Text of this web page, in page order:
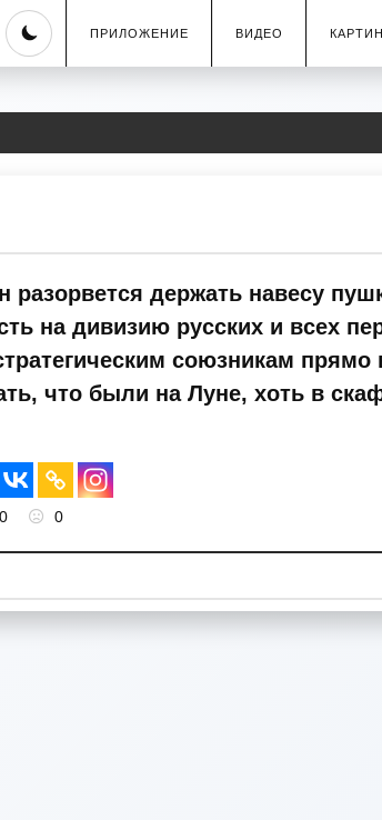
Skip
ПРИЛОЖЕНИЕ ВИДЕО
держать навесу
на дивизию русских и всех
союзникам прямо
что были на Луне, хоть в
0